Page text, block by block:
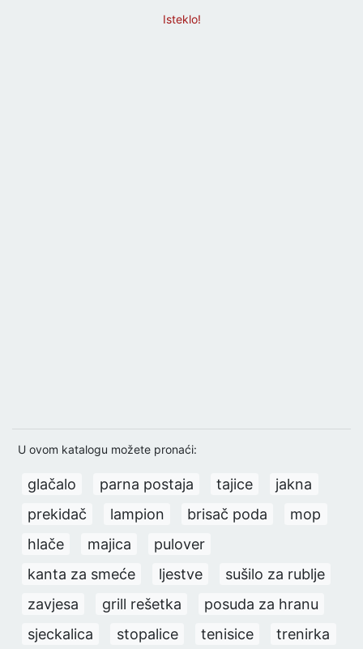
Isteklo!
U ovom katalogu možete pronaći:
glačalo parna postaja tajice
jakna
prekidač
lampion brisač poda
mop
hlače
majica
pulover
kanta za smeće
ljestve
sušilo za rublje
zavjesa
grill rešetka
posuda za hranu
sjeckalica
stopalice tenisice
trenirka